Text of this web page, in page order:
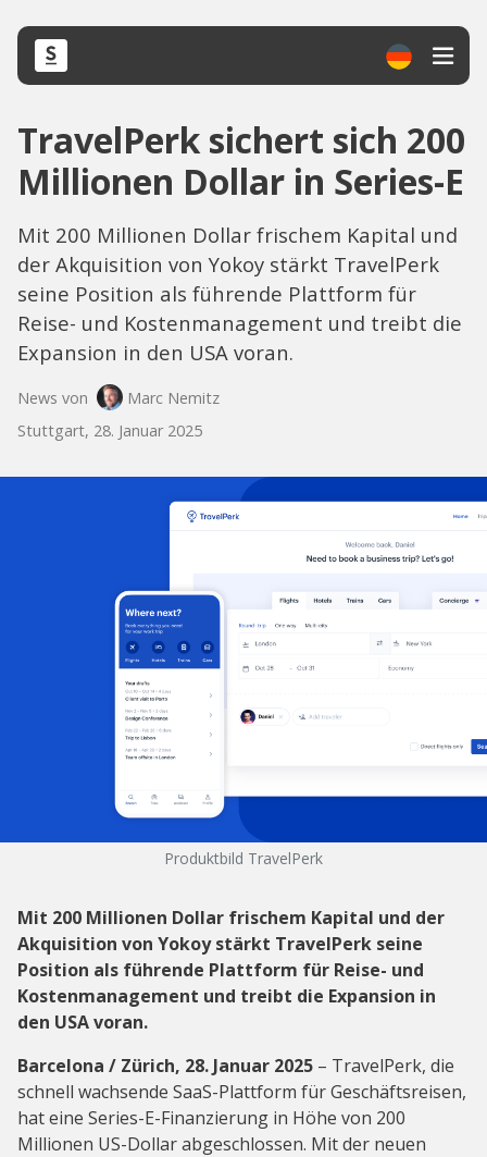
TravelPerk sichert sich 200
Millionen Dollar in Series-E
Mit 200 Millionen Dollar frischem Kapital und
der Akquisition von Yokoy stärkt TravelPerk
seine Position als führende Plattform für
Reise- und Kostenmanagement und treibt die
Expansion in den USA voran.
News von
Marc Nemitz
Stuttgart, 28. Januar 2025
Produktbild TravelPerk
Mit 200 Millionen Dollar frischem Kapital und der
Akquisition von Yokoy stärkt TravelPerk seine
Position als führende Plattform für Reise- und
Kostenmanagement und treibt die Expansion in
den USA voran.
Barcelona / Zürich, 28. Januar 2025 – TravelPerk, die
schnell wachsende SaaS-Plattform für Geschäftsreisen,
hat eine Series-E-Finanzierung in Höhe von 200
Millionen US-Dollar abgeschlossen. Mit der neuen